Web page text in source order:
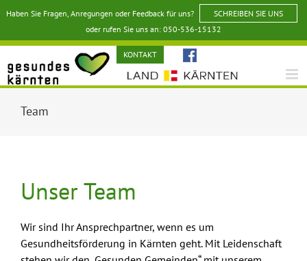
Zum
springen
Haben Sie Fragen, Anregungen oder Feedback für uns?
SCHREIBEN SIE UNS
oder rufen Sie uns an: 050-536-15132
KONTAKT
Team
Unser Team
Wir sind Ihr Ansprechpartner, wenn es um
Gesundheitsförderung in Kärnten geht. Mit Leidenschaft